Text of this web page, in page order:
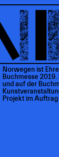
Norwegen ist
Buchmesse 2019.
und auf der
Projekt im